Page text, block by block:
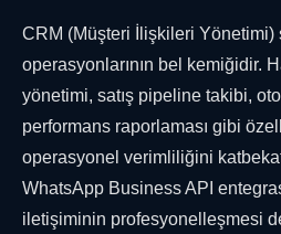
CRM (Müşteri İlişkileri Yönetimi)
operasyonlarının bel kemiğidir.
yönetimi, satış pipeline takibi,
performans raporlaması gibi
operasyonel verimliliğini katbekat
WhatsApp Business API
iletişiminin profesyonelleşmesi